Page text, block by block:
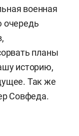
военная
очередь
планы
историю,
Так же
Совфеда.